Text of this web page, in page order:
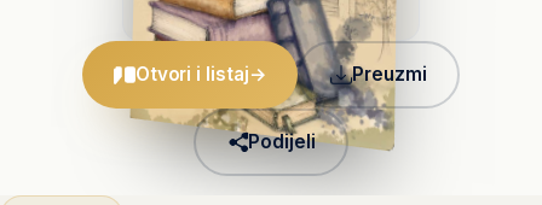
Strana Godina Format
Otvori i listaj→ Preuzmi
Podijeli